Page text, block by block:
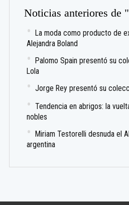
Noticias anteriores de
La moda como producto de
Alejandra Boland
Palomo Spain presentó su
Lola
Jorge Rey presentó su
Tendencia en abrigos: la
nobles
Miriam Testorelli desnuda el
argentina